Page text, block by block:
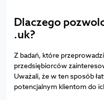
Dlaczego
.uk?
Z badań, które
przedsiębiorców
Uważali, że w ten sposób
potencjalnym klientom do